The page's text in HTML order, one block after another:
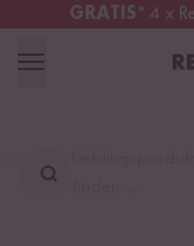
GRATIS* 4 x
Schweiz